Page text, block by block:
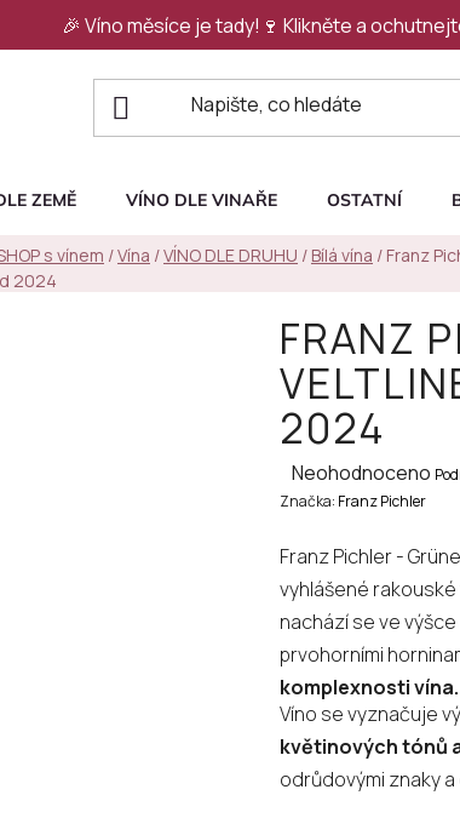
🎉 Víno měsíce je tady!🍷 Klikněte a
ZEMĚ VÍNO DLE VINAŘE OSTATNÍ
s vínem /Vína /VÍNO DLE DRUHU / Bílá vína / Franz
2024
FRANZ
2024
Průměrné
hodnocení
je
0,0
z
5
hvězdiček.
Neohodnoceno
Značka: Franz Pichler
Franz Pichler -
vyhlášené rakouské
nachází se ve
prvohorními
komplexnosti vína.
Víno se vyznačuje
květinových tónů
odrůdovými znaky